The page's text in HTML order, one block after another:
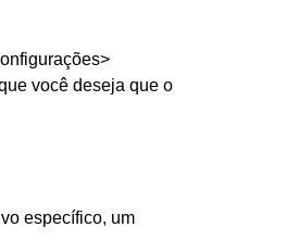
você deseja que o
específico, um